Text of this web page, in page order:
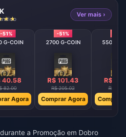
Ver mais ›
-51%
G-COIN
40.58
82.00
Agora
-51%
2700 G-COIN
R$ 101.43
R$ 205.02
Comprar Agora
5500 G-
R$
R$
Comprar
a Promoção em Dobro